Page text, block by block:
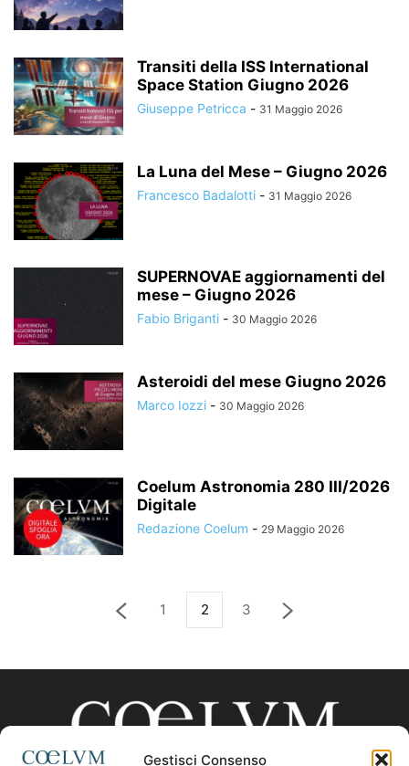
Gestisci Consenso
Transiti della ISS International
Space Station Giugno 2026
Giuseppe Petricca - 31 Maggio 2026
La Luna del Mese – Giugno 2026
Francesco Badalotti - 31 Maggio 2026
SUPERNOVAE aggiornamenti del
mese – Giugno 2026
Fabio Briganti - 30 Maggio 2026
Asteroidi del mese Giugno 2026
Marco Iozzi - 30 Maggio 2026
Coelum Astronomia 280 III/2026
Digitale
Redazione Coelum - 29 Maggio 2026
1 2 3